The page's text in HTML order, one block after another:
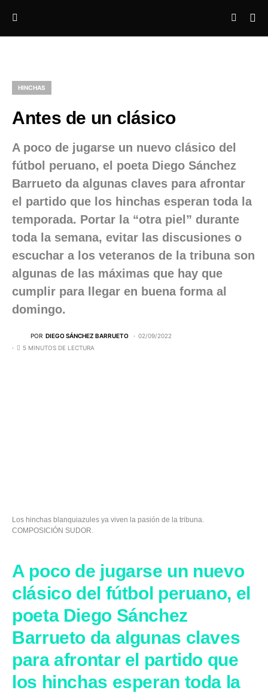
HINCHAS
Antes de un clásico
A poco de jugarse un nuevo clásico del
fútbol peruano, el poeta Diego Sánchez
Barrueto da algunas claves para afrontar
el partido que los hinchas esperan toda la
temporada. Portar la “otra piel” durante
toda la semana, evitar las discusiones o
escuchar a los veteranos de la tribuna son
algunas de las máximas que hay que
cumplir para llegar en buena forma al
domingo.
POR DIEGO SÁNCHEZ BARRUETO
02/09/2022
5 MINUTOS DE LECTURA
Los hinchas blanquiazules ya viven la pasión de la tribuna.
COMPOSICIÓN SUDOR.
A poco de jugarse un nuevo
clásico del fútbol peruano, el
poeta Diego Sánchez
Barrueto da algunas claves
para afrontar el partido que
los hinchas esperan toda la